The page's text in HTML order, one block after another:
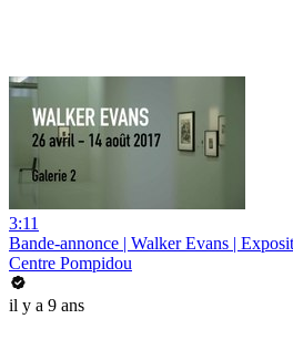
3:11
Bande-annonce | Walker Evans |
Centre Pompidou
il y a 9 ans